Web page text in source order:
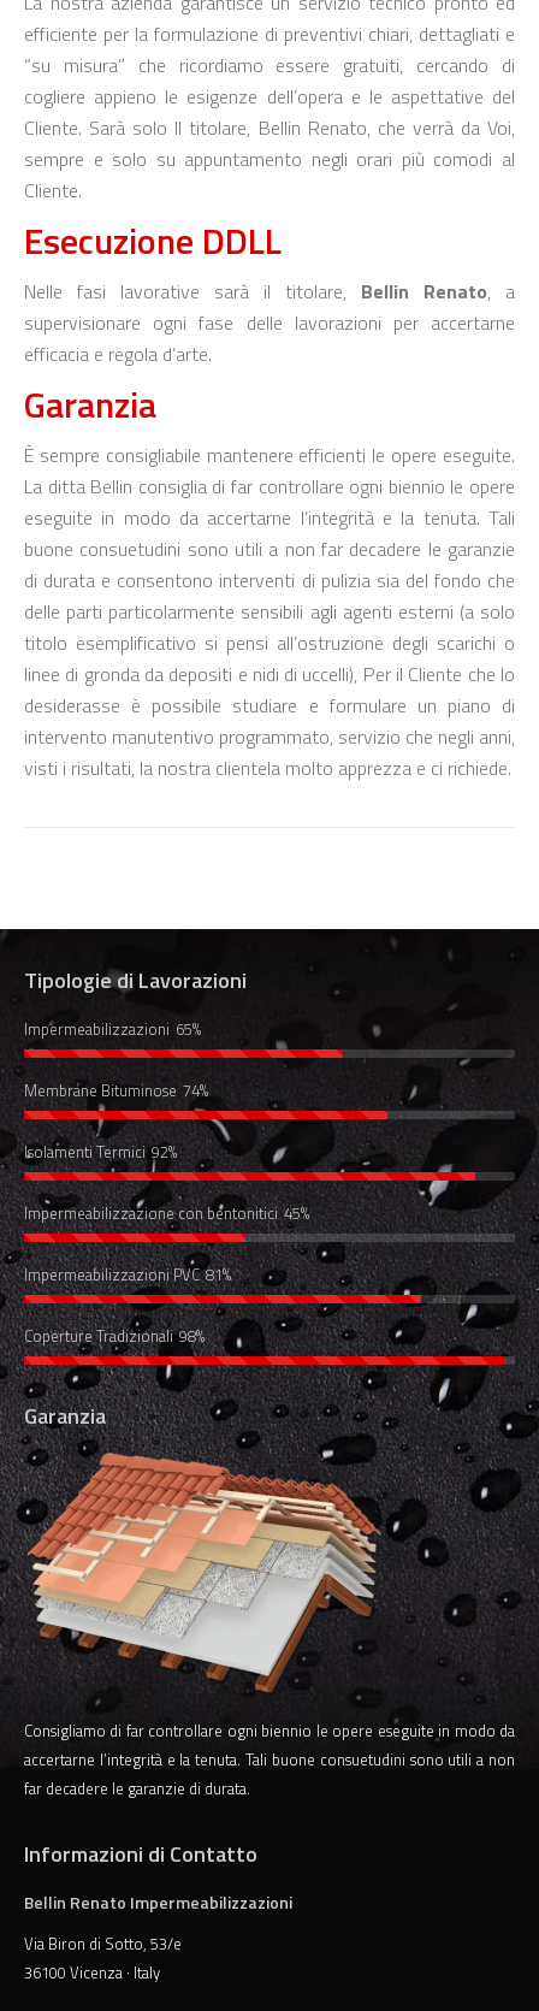
efficiente per la formulazione di preventivi chiari, dettagliati e
“su misura” che ricordiamo essere gratuiti, cercando di
cogliere appieno le esigenze dell’opera e le aspettative del
Cliente. Sarà solo Il titolare, Bellin Renato, che verrà da Voi,
sempre e solo su appuntamento negli orari più comodi al
Cliente.
Esecuzione DDLL
Nelle fasi lavorative sarà il titolare, Bellin Renato, a
supervisionare ogni fase delle lavorazioni per accertarne
efficacia e regola d’arte.
Garanzia
È sempre consigliabile mantenere efficienti le opere eseguite.
La ditta Bellin consiglia di far controllare ogni biennio le opere
eseguite in modo da accertarne l’integrità e la tenuta. Tali
buone consuetudini sono utili a non far decadere le garanzie
di durata e consentono interventi di pulizia sia del fondo che
delle parti particolarmente sensibili agli agenti esterni (a solo
titolo esemplificativo si pensi all’ostruzione degli scarichi o
linee di gronda da depositi e nidi di uccelli), Per il Cliente che lo
desiderasse è possibile studiare e formulare un piano di
intervento manutentivo programmato, servizio che negli anni,
visti i risultati, la nostra clientela molto apprezza e ci richiede.
Tipologie di Lavorazioni
Impermeabilizzazioni 65%
Membrane Bituminose 74%
Isolamenti Termici 92%
Impermeabilizzazione con bentonitici 45%
Impermeabilizzazioni PVC 81%
Coperture Tradizionali 98%
Garanzia
Consigliamo di far controllare ogni biennio le opere eseguite in modo da
accertarne l’integrità e la tenuta. Tali buone consuetudini sono utili a non
far decadere le garanzie di durata.
Informazioni di Contatto
Bellin Renato Impermeabilizzazioni
Via Biron di Sotto, 53/e
36100 Vicenza · Italy